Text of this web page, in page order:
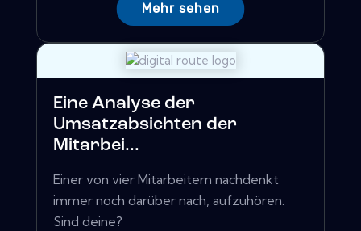
Mehr sehen
Eine Analyse der
Umsatzabsichten der
Mitarbei...
Einer von vier Mitarbeitern nachdenkt
immer noch darüber nach, aufzuhören.
Sind deine?